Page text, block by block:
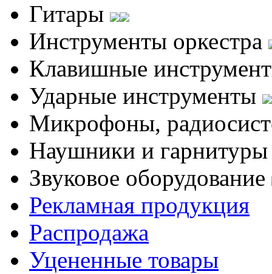
Гитары
Инструменты оркестра
Клавишные
Ударные инструменты
Микрофоны,
Наушники и
Звуковое оборудование
Рекламная продукция
Распродажа
Уцененные товары